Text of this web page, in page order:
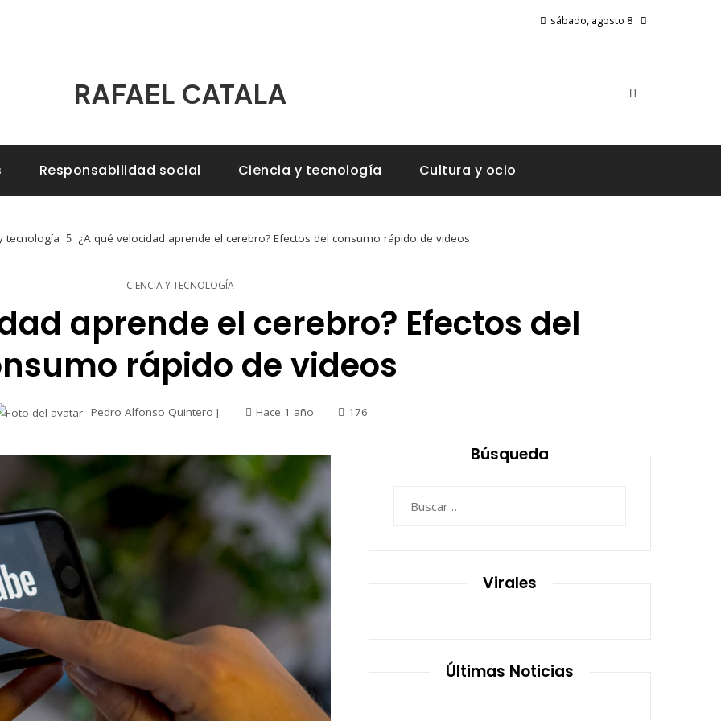
sábado, agosto 8
RAFAEL CATALA
Responsabilidad social Ciencia y tecnología Cultura y ocio
tecnología ¿A qué velocidad aprende el cerebro? Efectos del consumo rápido de videos
CIENCIA Y TECNOLOGÍA
aprende el cerebro? Efectos del
rápido de videos
Pedro Alfonso Quintero J. Hace 1 año 176
Búsqueda
Virales
Últimas Noticias